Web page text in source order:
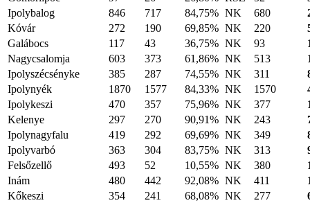
Ipolybalog
846 717 84,75% NK 680
Kóvár
272 190 69,85% NK 220
Galábocs
117 43 36,75% NK 93
Nagycsalomja
603 373 61,86% NK 513
Ipolyszécsényke
385 287 74,55% NK 311
Ipolynyék
1870 1577 84,33% NK 1570
Ipolykeszi
470 357 75,96% NK 377
Kelenye
297 270 90,91% NK 243
Ipolynagyfalu
419 292 69,69% NK 349
Ipolyvarbó
363 304 83,75% NK 313
Felsőzellő
493 52 10,55% NK 380
Inám
480 442 92,08% NK 411
Kőkeszi
354 241 68,08% NK 277